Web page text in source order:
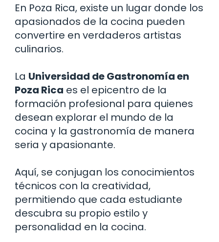
En Poza Rica, existe un lugar donde los
apasionados de la cocina pueden
convertire en verdaderos artistas
culinarios.
La Universidad de Gastronomía en
Poza Rica es el epicentro de la
formación profesional para quienes
desean explorar el mundo de la
cocina y la gastronomía de manera
seria y apasionante.
Aquí, se conjugan los conocimientos
técnicos con la creatividad,
permitiendo que cada estudiante
descubra su propio estilo y
personalidad en la cocina.